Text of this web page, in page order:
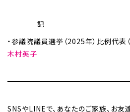
記
・参議院議員選挙（2025年）比例代表
木村英子
SNSやLINEで、あなたのご家族、お友